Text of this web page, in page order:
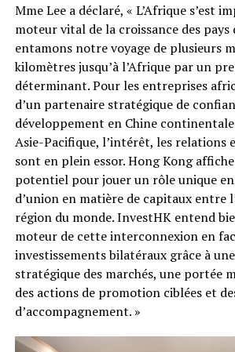
Mme Lee a déclaré, « L’Afrique s’est
moteur vital de la croissance des pays
entamons notre voyage de plusieurs
kilomètres jusqu’à l’Afrique par un
déterminant. Pour les entreprises
d’un partenaire stratégique de
développement en Chine
Asie-Pacifique, l’intérêt, les relations
sont en plein essor. Hong Kong
potentiel pour jouer un rôle unique
d’union en matière de capitaux entre
région du monde. InvestHK entend
moteur de cette interconnexion en
investissements bilatéraux grâce à
stratégique des marchés, une portée
des actions de promotion ciblées et
d’accompagnement. »